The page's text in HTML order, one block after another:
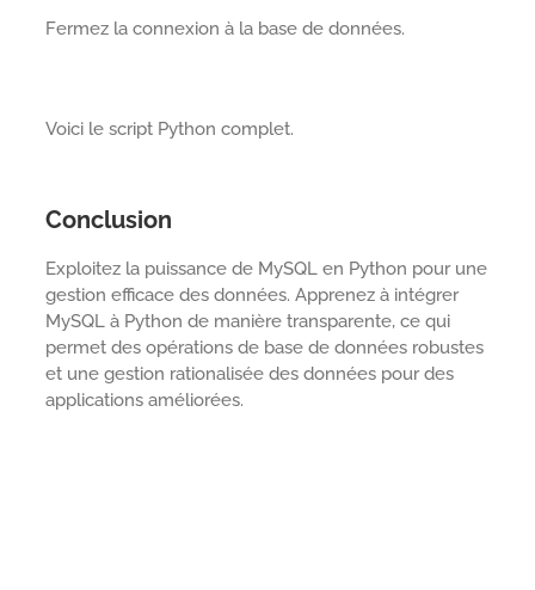
Fermez la connexion à la base de données.
Voici le script Python complet.
Conclusion
Exploitez la puissance de MySQL en Python pour une
gestion efficace des données. Apprenez à intégrer
MySQL à Python de manière transparente, ce qui
permet des opérations de base de données robustes
et une gestion rationalisée des données pour des
applications améliorées.